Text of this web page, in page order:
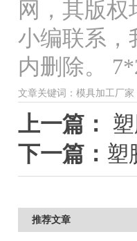
网，其版
小编联系，
内删除。
文章关键词：模具加工厂
上一篇：
下一篇： 塑
推荐文章